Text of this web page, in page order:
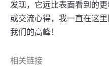
发现，它远比表面看到的
或交流心得，我一直在这
我们的高峰！
相关链接